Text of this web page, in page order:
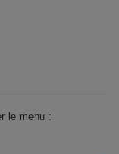
le menu :